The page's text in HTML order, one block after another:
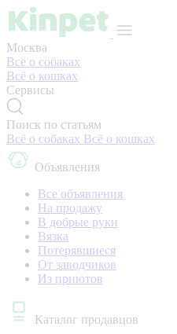
Москва
Всё о собаках
Всё о кошках
Сервисы
Поиск по статьям
Всё о собаках Всё о кошках
Объявления
Все объявления
На продажу
В добрые руки
Вязка
Потерявшиеся
От заводчиков
Из приютов
Каталог продавцов